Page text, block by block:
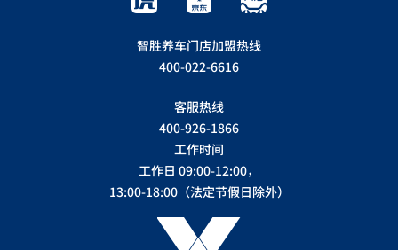
智胜养车门店加盟热线
400-022-6616
客服热线
400-926-1866
工作时间
工作日 09:00-12:00，
13:00-18:00（法定节假日除外）